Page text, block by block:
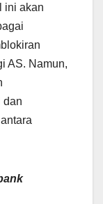
ini akan
AS. Namun,
dan